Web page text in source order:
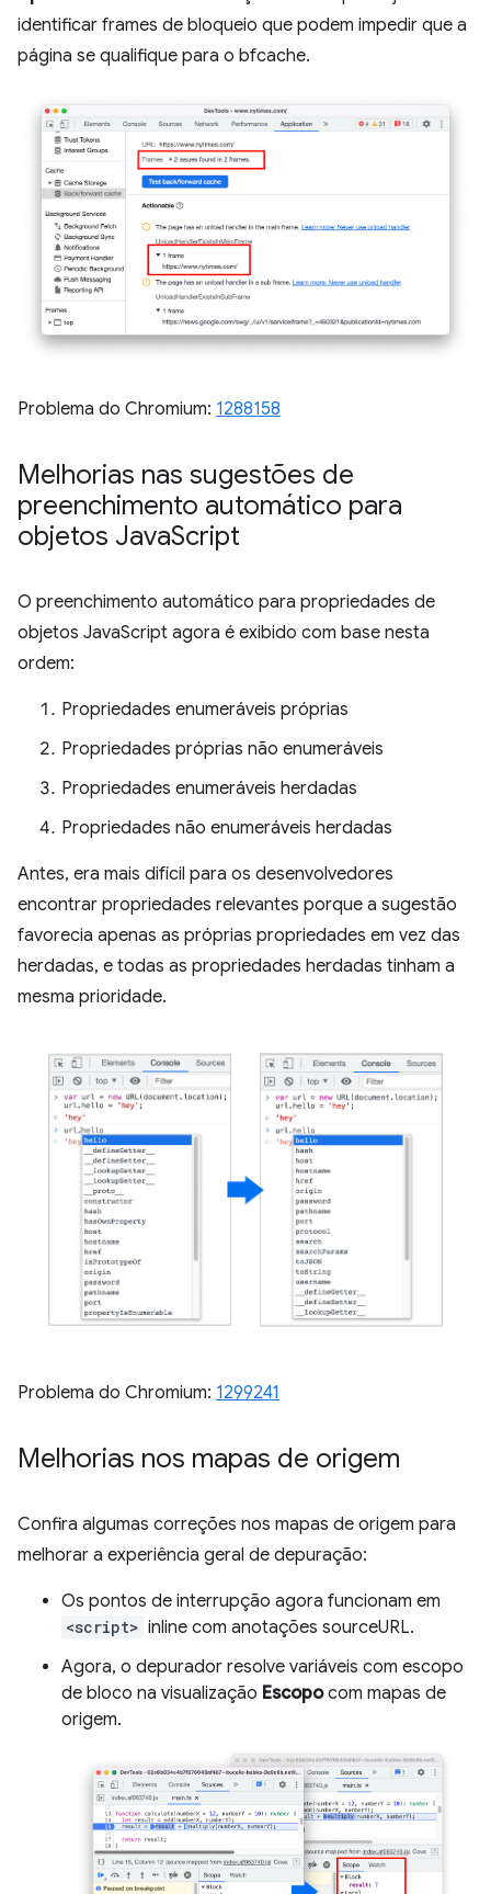
identificar frames de bloqueio que podem impedir que a
página se qualifique para o bfcache.
Problema do Chromium: 1288158
Melhorias nas sugestões de
preenchimento automático para
objetos JavaScript
O preenchimento automático para propriedades de
objetos JavaScript agora é exibido com base nesta
ordem:
Propriedades enumeráveis próprias
Propriedades próprias não enumeráveis
Propriedades enumeráveis herdadas
Propriedades não enumeráveis herdadas
Antes, era mais difícil para os desenvolvedores
encontrar propriedades relevantes porque a sugestão
favorecia apenas as próprias propriedades em vez das
herdadas, e todas as propriedades herdadas tinham a
mesma prioridade.
Problema do Chromium: 1299241
Melhorias nos mapas de origem
Confira algumas correções nos mapas de origem para
melhorar a experiência geral de depuração:
Os pontos de interrupção agora funcionam em
<script> inline com anotações sourceURL.
Agora, o depurador resolve variáveis com escopo
de bloco na visualização Escopocom mapas de
origem.